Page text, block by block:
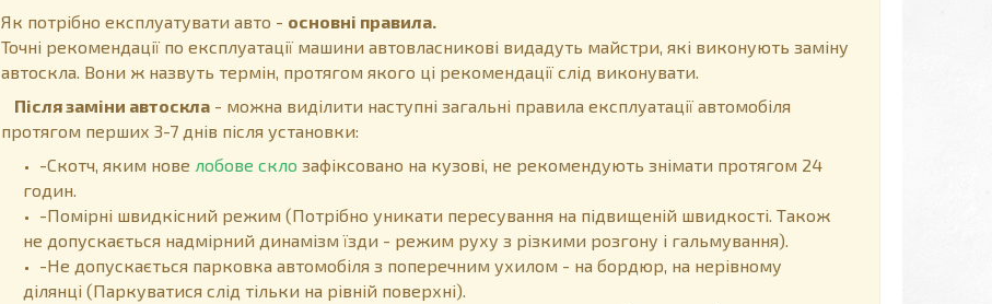
Як потрібно експлуатувати авто - основні правила.
Точні рекомендації по експлуатації машини автовласникові видадуть майстри, які виконують заміну
автоскла. Вони ж назвуть термін, протягом якого ці рекомендації слід виконувати.
Після заміни автоскла - можна виділити наступні загальні правила експлуатації автомобіля
протягом перших 3-7 днів після установки:
-Скотч, яким нове лобове скло зафіксовано на кузові, не рекомендують знімати протягом 24
годин.
-Помірні швидкісний режим (Потрібно уникати пересування на підвищеній швидкості. Також
не допускається надмірний динамізм їзди - режим руху з різкими розгону і гальмування).
-Не допускається парковка автомобіля з поперечним ухилом - на бордюр, на нерівному
ділянці (Паркуватися слід тільки на рівній поверхні).